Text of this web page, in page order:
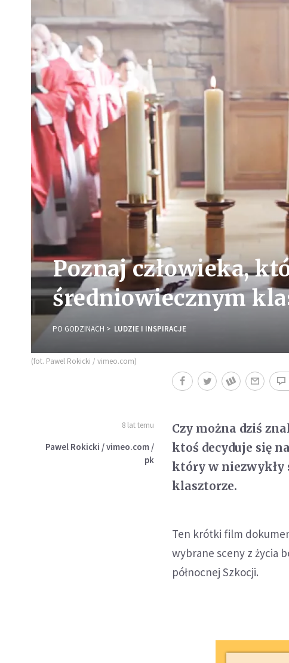
Poznaj człowieka,
średniowiecznym
PO GODZINACH LUDZIE I INSPIRACJE
(fot. Pawel Rokicki / vimeo.com)
8 lat temu
Pawel Rokicki / vimeo.com /
pk
Czy można dziś
ktoś decyduje się
który w niezwykły
klasztorze.
Ten krótki film
wybrane sceny z życia
północnej Szkocji.